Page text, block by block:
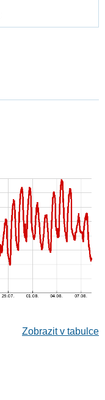
Zobrazit v tabulce